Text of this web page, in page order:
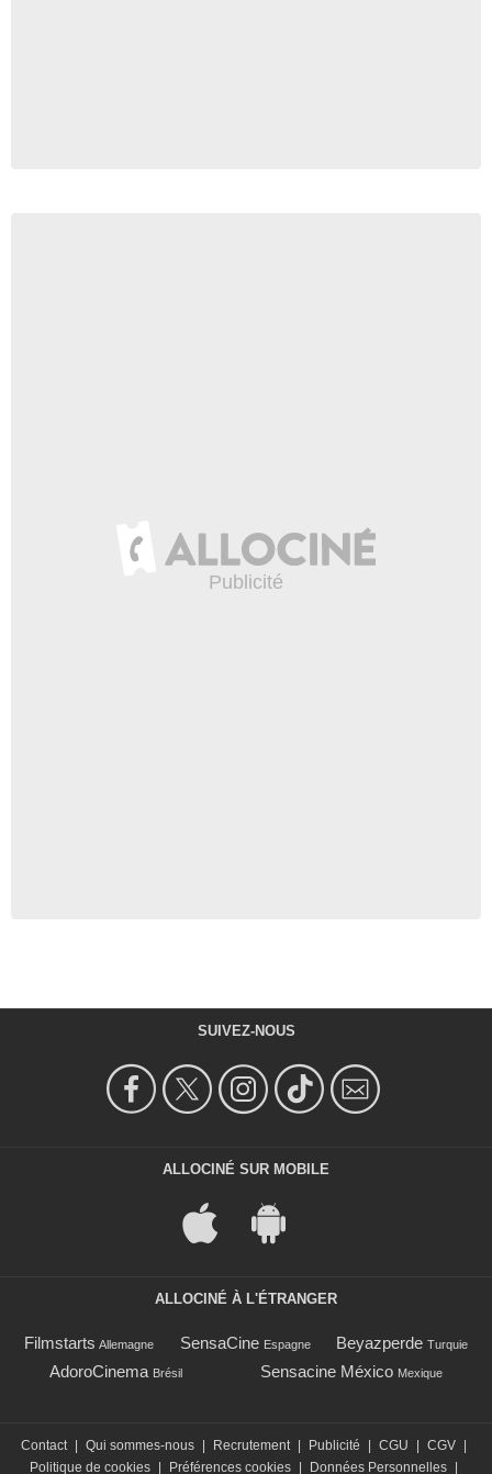
SUIVEZ-NOUS
ALLOCINÉ SUR MOBILE
ALLOCINÉ À L'ÉTRANGER
Filmstarts Allemagne SensaCine Espagne Beyazperde Turquie
AdoroCinema Brésil Sensacine México Mexique
Contact Qui sommes-nous Recrutement Publicité CGU CGV
Politique de cookies
Préférences cookies Données Personnelles